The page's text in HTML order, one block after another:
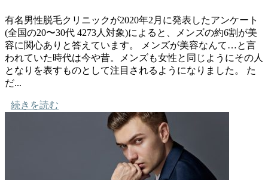
有名男性脱毛クリニックが2020年2月に発表したアンケート
(全国の20〜30代 4273人対象)によると、メンズの約6割が美
容に関心ありと答えています。 メンズが美容なんて…と言
われていた時代は今や昔。メンズも女性と同じようにその人
となりを表すものとして注目されるようになりました。 た
だ...
続きを読む